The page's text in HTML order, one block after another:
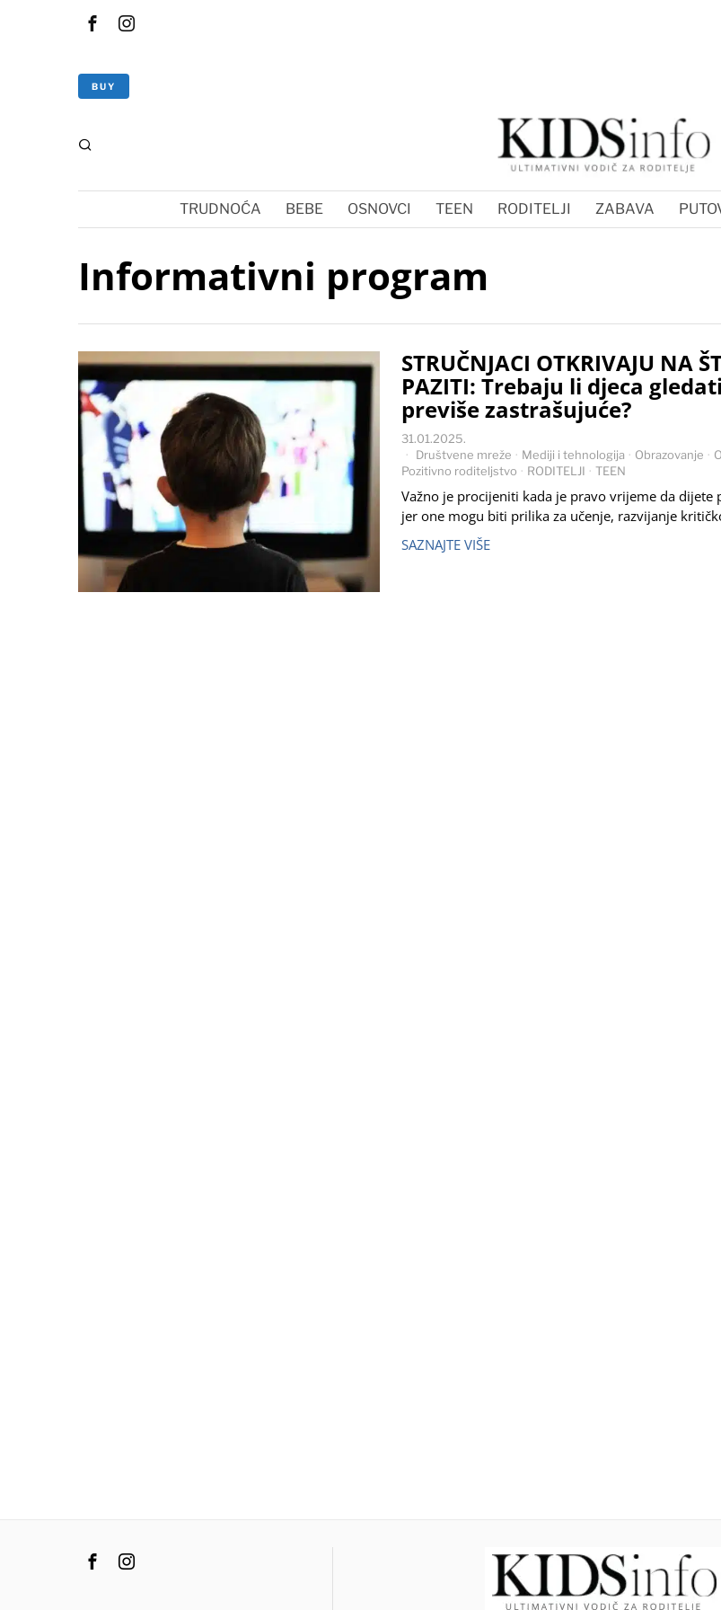
BUY
TRUDNOĆA BEBE OSNOVCI TEEN RODITELJI ZABAVA
Informativni program
STRUČNJACI OTKRIVAJU NA
PAZITI: Trebaju li djeca
previše zastrašujuće?
31.01.2025.
Društvene mreže · Mediji i tehnologija · Obrazovanje ·
Pozitivno roditeljstvo · RODITELJI · TEEN
Važno je procijeniti kada je pravo vrijeme da dijete
jer one mogu biti prilika za učenje, razvijanje
SAZNAJTE VIŠE